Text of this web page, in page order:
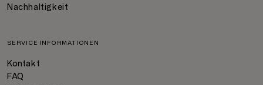
Nachhaltigkeit
SERVICE INFORMATIONEN
Kontakt
FAQ